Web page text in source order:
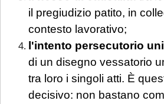
il pregiudizio patito, in
contesto lavorativo;
l'intento persecutorio
di un disegno vessatorio
tra loro i singoli atti. È
decisivo: non bastano